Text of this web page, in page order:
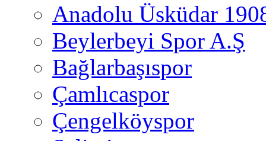
Anadolu Üsküdar
Beylerbeyi Spor A.Ş
Bağlarbaşıspor
Çamlıcaspor
Çengelköyspor